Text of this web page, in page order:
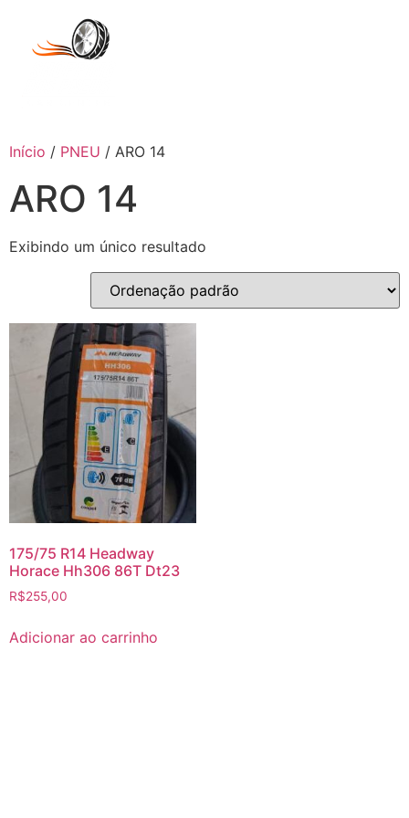
Início / PNEU / ARO 14
ARO 14
Exibindo um único resultado
175/75 R14 Headway
Horace Hh306 86T Dt23
R$255,00
Adicionar ao carrinho